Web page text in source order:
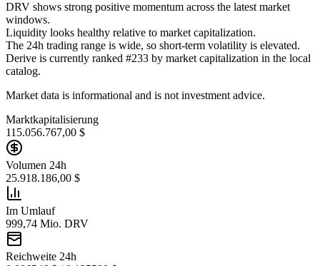
DRV shows strong positive momentum across the latest market
windows.
Liquidity looks healthy relative to market capitalization.
The 24h trading range is wide, so short-term volatility is elevated.
Derive is currently ranked #233 by market capitalization in the local
catalog.
Market data is informational and is not investment advice.
Marktkapitalisierung
115.056.767,00 $
Volumen 24h
25.918.186,00 $
Im Umlauf
999,74 Mio. DRV
Reichweite 24h